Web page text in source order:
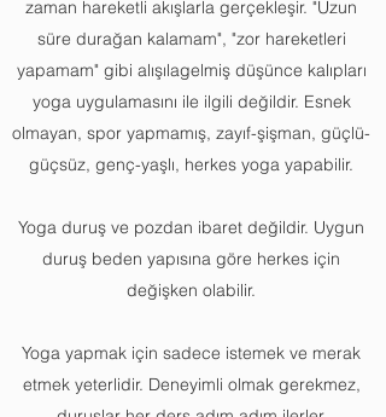
zaman hareketli akışlarla gerçekleşir. "Uzun
süre durağan kalamam", "zor hareketleri
yapamam" gibi alışılagelmiş düşünce kalıpları
yoga uygulamasını ile ilgili değildir. ​Esnek
olmayan, spor yapmamış, zayıf-şişman, güçlü-
güçsüz, genç-yaşlı, herkes yoga yapabilir.
​Yoga duruş ve pozdan ibaret değildir. Uygun
duruş beden yapısına göre herkes için
değişken olabilir.
Yoga yapmak için sadece istemek ve merak
etmek yeterlidir. ​Deneyimli olmak gerekmez,